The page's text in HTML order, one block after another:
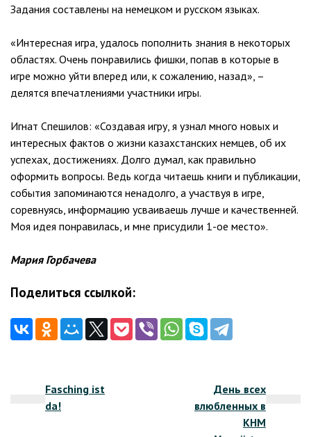
Задания составлены на немецком и русском языках.
«Интересная игра, удалось пополнить знания в некоторых
областях. Очень понравились фишки, попав в которые в
игре можно уйти вперед или, к сожалению, назад», –
делятся впечатлениями участники игры.
Игнат Спешилов: «Создавая игру, я узнал много новых и
интересных фактов о жизни казахстанских немцев, об их
успехах, достижениях. Долго думал, как правильно
оформить вопросы. Ведь когда читаешь книги и публикации,
события запоминаются ненадолго, а участвуя в игре,
соревнуясь, информацию усваиваешь лучше и качественней.
Моя идея понравилась, и мне присудили 1-ое место».
Мария Горбачева
Поделиться ссылкой:
Fasching ist
da!
День всех
влюбленных в
КНМ